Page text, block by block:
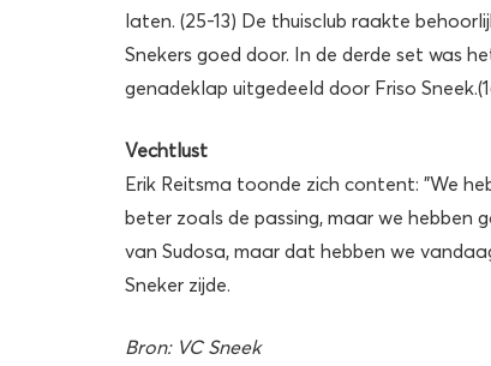
laten. (25-13) De thuisclub raakte
Snekers goed door. In de derde set was
genadeklap uitgedeeld door Friso
Vechtlust
Erik Reitsma toonde zich content: ”We
beter zoals de passing, maar we hebben
van Sudosa, maar dat hebben we
Sneker zijde.
Bron: VC Sneek